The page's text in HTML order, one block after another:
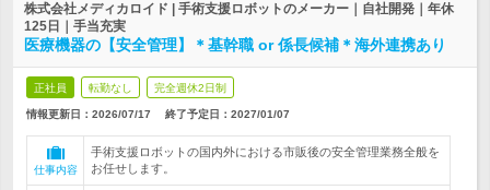
株式会社メディカロイド | 手術支援ロボットのメーカー｜自社開発｜年休
125日｜手当充実
医療機器の【安全管理】＊基幹職 or 係長候補＊海外連携あり
正社員 転勤なし 完全週休2日制
情報更新日：2026/07/17 終了予定日： 2027/01/07
仕事内容
手術支援ロボットの国内外における市販後の安全管理業務全般を
お任せします。